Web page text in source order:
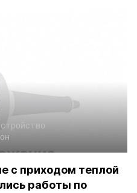
с приходом теплой
работы по